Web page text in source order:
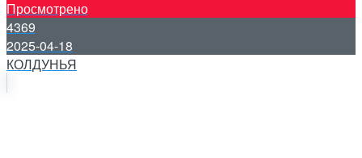
Просмотрено
4369
2025-04-18
КОЛДУНЬЯ